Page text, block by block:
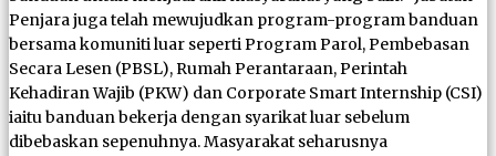
Penjara juga telah mewujudkan program-program banduan
bersama komuniti luar seperti Program Parol, Pembebasan
Secara Lesen (PBSL), Rumah Perantaraan, Perintah
Kehadiran Wajib (PKW) dan Corporate Smart Internship (CSI)
iaitu banduan bekerja dengan syarikat luar sebelum
dibebaskan sepenuhnya. Masyarakat seharusnya